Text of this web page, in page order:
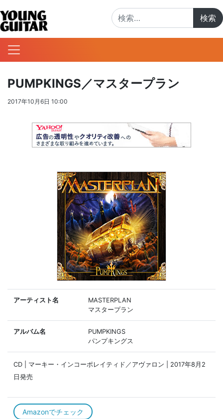
PUMPKINGS／マスタープラン
2017年10月6日 10:00
アーティスト名
MASTERPLAN
マスタープラン
アルバム名
PUMPKINGS
パンプキングス
CD | マーキー・インコーポレイティド／アヴァロン | 2017年8月2
日発売
Amazonでチェック